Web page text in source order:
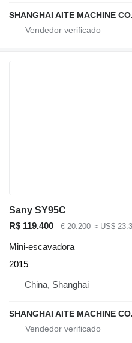
SHANGHAI AITE MACHINE
Sany SY95C
R$ 119.400
€ 20.200 ≈ US$
Mini-escavadora
2015
China, Shanghai
SHANGHAI AITE MACHINE